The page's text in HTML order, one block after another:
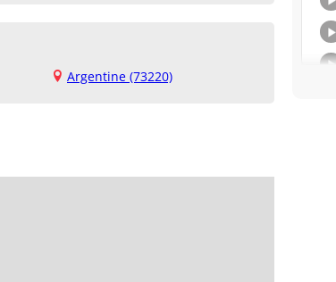
Argentine (73220)